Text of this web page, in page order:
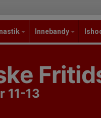
Innebandy
11-13